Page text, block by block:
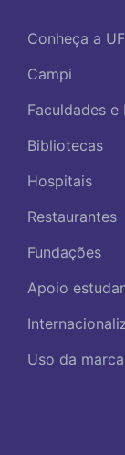
Conheça a
Campi
Faculdades
Bibliotecas
Hospitais
Restaurantes
Fundações
Apoio
Uso da